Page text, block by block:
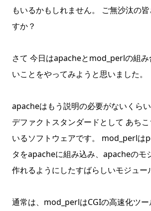
もいるかもしれません。 ご無沙汰の
すか？
さて 今日はapacheとmod_perlの組み
いことをやってみようと思いました。
apacheはもう説明の必要がないくら
デファクトスタンダードとして あち
いるソフトウェアです。 mod_perlは
タをapacheに組み込み、apacheのモ
作れるようにしたすばらしいモジュー
通常は、mod_perlはCGIの高速化ツー